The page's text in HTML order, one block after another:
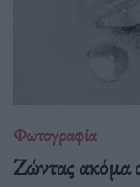
Φωτογραφία
Ζώντας ακόμα